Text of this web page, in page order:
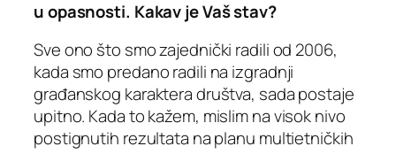
u opasnosti. Kakav je Vaš stav?
Sve ono što smo zajednički radili od 2006,
kada smo predano radili na izgradnji
građanskog karaktera društva, sada postaje
upitno. Kada to kažem, mislim na visok nivo
postignutih rezultata na planu multietničkih